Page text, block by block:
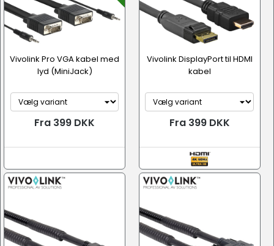
Vivolink Pro VGA kabel med
lyd (MiniJack)
Fra 399 DKK
Vivolink DisplayPort til HDMI
kabel
Fra 399 DKK